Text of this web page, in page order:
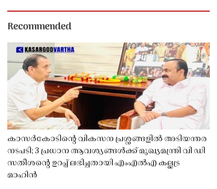
Recommended
കാസർകോടിൻ്റെ വികസന പ്രശ്നങ്ങളിൽ അടിയന്തര
നടപടി; 3 പ്രധാന ആവശ്യങ്ങൾക്ക് മുഖ്യമന്ത്രി വി ഡി
സതീശൻ്റെ ഉറപ്പ് ലഭിച്ചതായി എംഎൽഎ കല്ലട്ര
മാഹിൻ